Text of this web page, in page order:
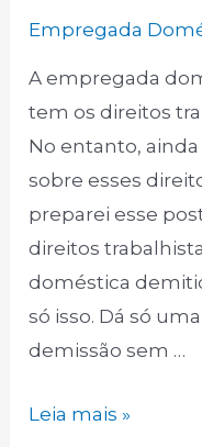
Empregada
A empregada
tem os direitos
No entanto,
sobre esses
preparei esse
direitos
doméstica
só isso. Dá só
demissão sem …
06
Leia mais »